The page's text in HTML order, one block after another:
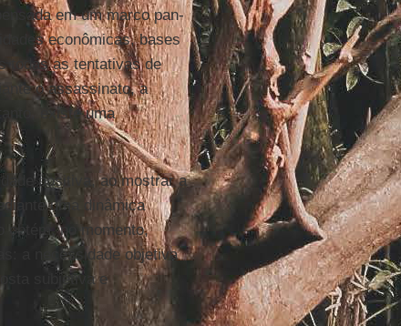
em um marco pan-
econômicas, bases
todas as tentativas de
o assassinato, a
existe uma
positiva, ao mostrar a
uma dinâmica
obtém, no momento,
a necessidade objetiva
subjetiva e